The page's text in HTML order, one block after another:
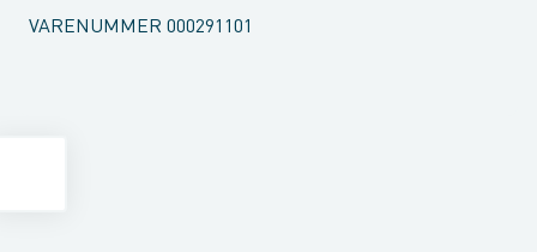
VARENUMMER 000291101